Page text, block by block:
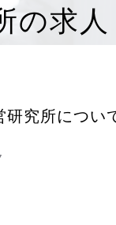
の求
研究所につい